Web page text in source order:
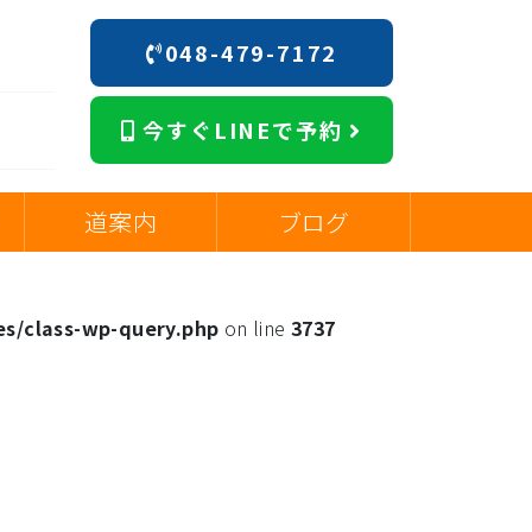
048-479-7172
今すぐLINEで予約
道案内 ブログ
class-wp-query.php on line3737